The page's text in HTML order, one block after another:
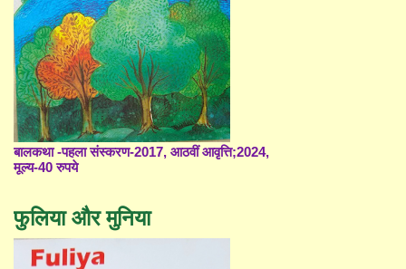
बालकथा -पहला संस्करण-2017, आठवीं आवृत्ति;2024,
मूल्य-40 रुपये
फुलिया और मुनिया